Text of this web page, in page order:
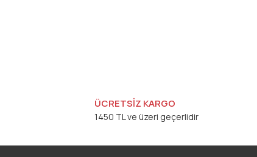
ÜCRETSİZ KARGO
1450 TL ve üzeri geçerlidir